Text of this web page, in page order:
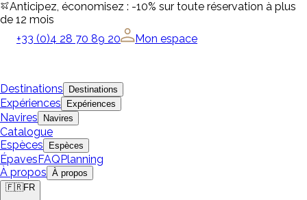
Anticipez, économisez : -10% sur toute réservation à plus
de 12 mois
+33 (0)4 28 70 89 20
Mon espace
Destinations Destinations
Expériences Expériences
Navires Navires
Catalogue
Espèces
Espèces
ÉpavesFAQPlanning
À propos À propos
🇫🇷FR